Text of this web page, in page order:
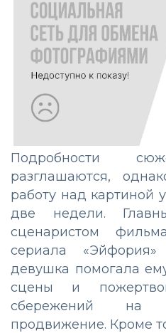
Подробности
разглашаются,
работу над картиной
две недели.
сценаристом
сериала
девушка помогала
сцены и
сбережений на
продвижение. Кроме